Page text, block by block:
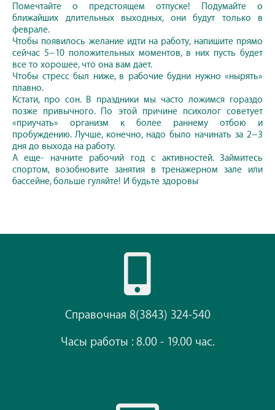
Помечтайте о предстоящем отпуске! Подумайте о
ближайших длительных выходных, они будут только в
феврале.
Чтобы появилось желание идти на работу, напишите прямо
сейчас 5−10 положительных моментов, в них пусть будет
все то хорошее, что она вам дает.
Чтобы стресс был ниже, в рабочие будни нужно «нырять»
плавно.
Кстати, про сон. В праздники мы часто ложимся гораздо
позже привычного. По этой причине психолог советует
«приучать» организм к более раннему отбою и
пробуждению. Лучше, конечно, надо было начинать за 2−3
дня до выхода на работу.
А еще- начните рабочий год с активностей. Займитесь
спортом, возобновите занятия в тренажерном зале или
бассейне, больше гуляйте! И будьте здоровы
Справочная 8(3843) 324-540
Часы работы : 8.00 - 19.00 час.